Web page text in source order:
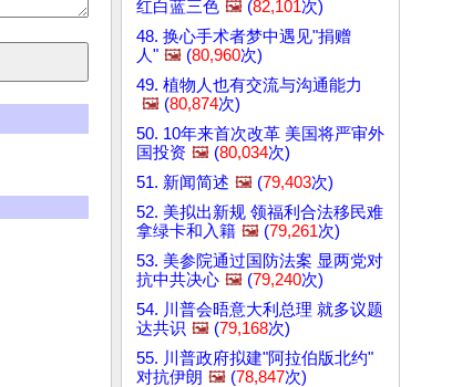
红白蓝三色 🖼️ (82,101次)
48. 换心手术者梦中遇见"捐赠
人" 🖼️ (80,960次)
49. 植物人也有交流与沟通能力
🖼️ (80,874次)
50. 10年来首次改革 美国将严审外
国投资 🖼️ (80,034次)
51. 新闻简述 🖼️ (79,403次)
52. 美拟出新规 领福利合法移民难
拿绿卡和入籍 🖼️ (79,261次)
53. 美参院通过国防法案 显两党对
抗中共决心 🖼️ (79,240次)
54. 川普会晤意大利总理 就多议题
达共识 🖼️ (79,168次)
55. 川普政府拟建"阿拉伯版北约"
对抗伊朗 🖼️ (78,847次)